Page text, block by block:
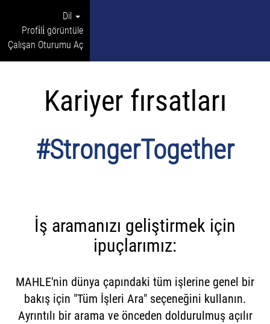
Dil
Profi̇li̇ görüntüle
Çalışan Oturumu Aç
Kariyer fırsatları
#StrongerTogether
İş aramanızı geliştirmek için
ipuçlarımız:
MAHLE'nin dünya çapındaki tüm işlerine genel bir
bakış için "Tüm İşleri Ara" seçeneğini kullanın.
Ayrıntılı bir arama ve önceden doldurulmuş açılır